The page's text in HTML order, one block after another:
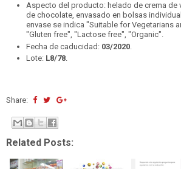
Aspecto del producto: helado de crema de
de chocolate, envasado en bolsas
envase se indica "Suitable for Vegetarians
"Gluten free", "Lactose free", "Organic".
Fecha de caducidad: 03/2020.
Lote: L8/78.
Share:
Related Posts: